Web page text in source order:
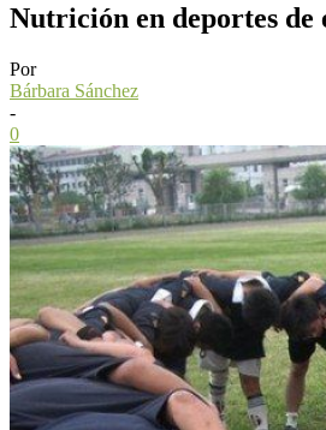
Nutrición en deportes de
Por
Bárbara Sánchez
-
0